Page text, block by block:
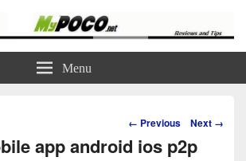
Συγκρίσεις , VPN , Webhosting
Menu
Image
navigation
← Previous Next →
app android ios p2p